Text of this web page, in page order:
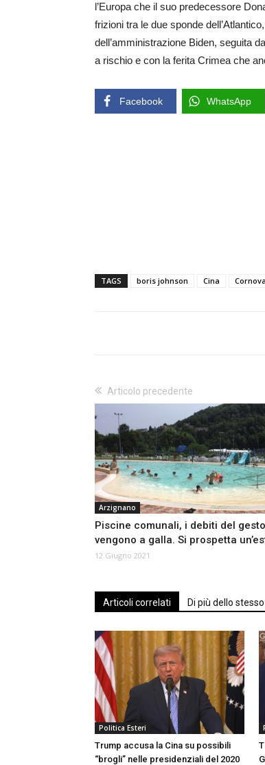
l’Europa che il suo predecessore
frizioni tra le due sponde
dell’amministrazione Biden, seguita
a rischio e con la ferita Crimea che
Facebook WhatsApp
TAGS boris johnson Cina
Articolo precedente
Arzignano
Piscine comunali, i debiti del
vengono a galla. Si prospetta
12 Giugno 2021
Articoli correlati Di più dello
Politica Esteri
Trump accusa la Cina su possibili
“brogli” nelle presidenziali del 2020